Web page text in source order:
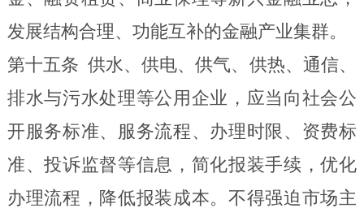
发展结构合理、功能互补的金融产业集群。
第十五条 供水、供电、供气、供热、通信、
排水与污水处理等公用企业，应当向社会公
开服务标准、服务流程、办理时限、资费标
准、投诉监督等信息，简化报装手续，优化
办理流程，降低报装成本。不得强迫市场主